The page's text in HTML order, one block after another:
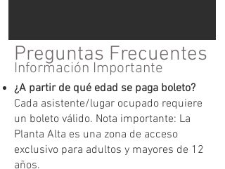
Preguntas Frecuentes
Información Importante
¿A partir de qué edad se paga boleto?
Cada asistente/lugar ocupado requiere
un boleto válido. Nota importante: La
Planta Alta es una zona de acceso
exclusivo para adultos y mayores de 12
años.